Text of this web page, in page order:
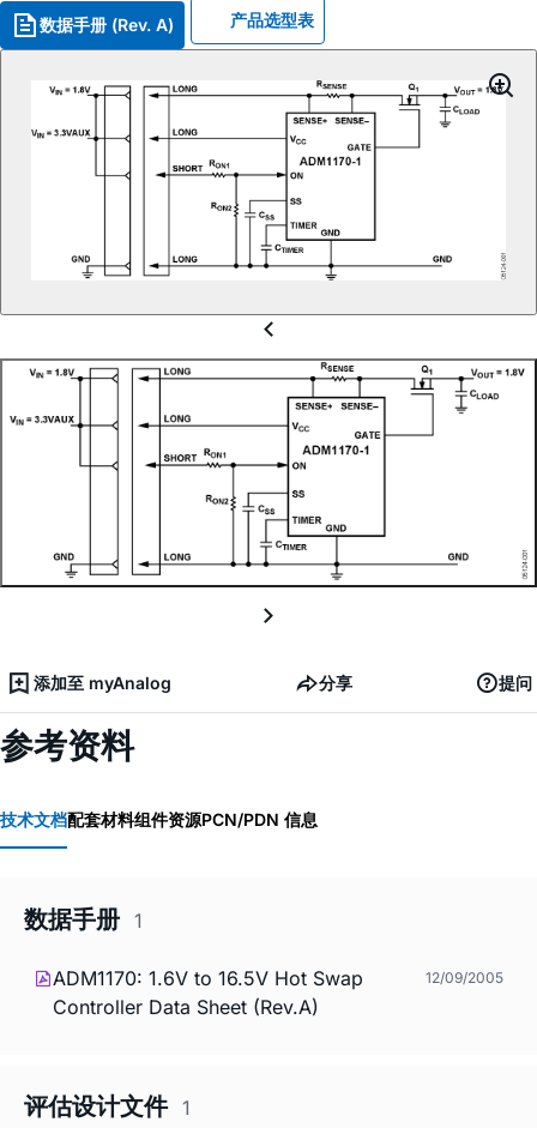
数据手册 (Rev. A) 产品选型表
添加至 myAnalog 分享 提问
参考资料
技术文档配套材料组件资源PCN/PDN 信息
数据手册 1
ADM1170: 1.6V to 16.5V Hot Swap
Controller Data Sheet (Rev.A)
12/09/2005
评估设计文件 1